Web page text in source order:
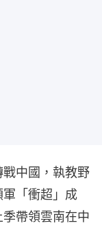
中國，執教野
「衝超」成
帶領雲南在中